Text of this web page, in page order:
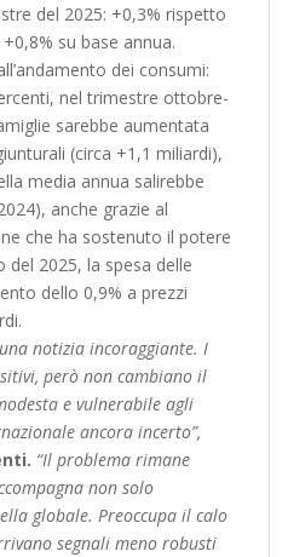
del 2025: +0,3% rispetto
su base annua.
dei consumi:
nel trimestre ottobre-
sarebbe aumentata
(circa +1,1 miliardi),
media annua salirebbe
anche grazie al
che ha sostenuto il potere
del 2025, la spesa delle
dello 0,9% a prezzi
notizia incoraggiante. I
però non cambiano il
e vulnerabile agli
ancora incerto”,
“Il problema rimane
non solo
globale. Preoccupa il calo
segnali meno robusti